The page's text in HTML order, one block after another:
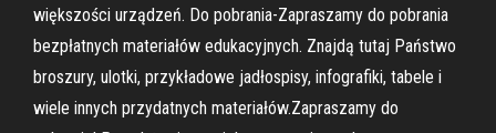
większości urządzeń. Do pobrania-Zapraszamy do pobrania
bezpłatnych materiałów edukacyjnych. Znajdą tutaj Państwo
broszury, ulotki, przykładowe jadłospisy, infografiki, tabele i
wiele innych przydatnych materiałów.Zapraszamy do